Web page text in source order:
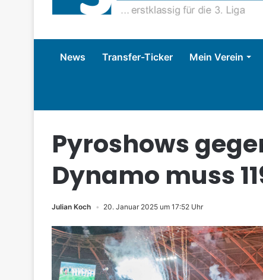
News Transfer-Ticker Mein Verein
Pyroshows
Dynamo muss
Julian Koch 20. Januar 2025 um 17:52 Uhr